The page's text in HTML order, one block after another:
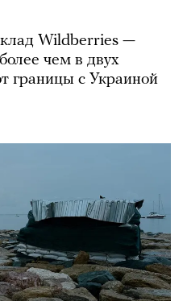
Wildberries —
чем в двух
границы с Украиной